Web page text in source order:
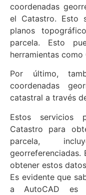
coordenadas
el Catastro. Esto
planos
parcela. Esto
herramientas como
Por último,
coordenadas
catastral a través
Estos servicios
Catastro para
parcela,
georreferenciadas.
obtener estos
Es evidente que
a AutoCAD es